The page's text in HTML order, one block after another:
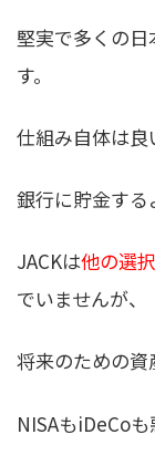
堅実で多くの
す。
仕組み自体は良
銀行に貯金する
JACKは他の選
でいませんが、
将来のための資
NISAもiDeCoも